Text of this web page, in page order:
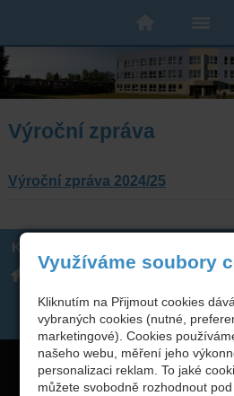
Výroční zpráva
Výroční zpráva 2024/25
Kontakt
Integrovaná střední škola
Copyright © 2026 Integrovaná střední
webové stránkys AI,
Využíváme soubory
Kliknutím na Přijmout cookies
vybraných cookies (nutné,
marketingové). Cookies
našeho webu, měření jeho
personalizaci reklam. To jaké
můžete svobodně rozhodnout